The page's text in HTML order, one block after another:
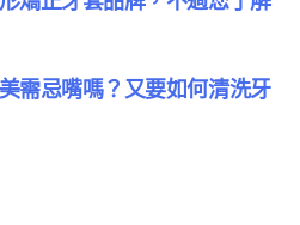
需忌嘴嗎？又要如何清洗牙